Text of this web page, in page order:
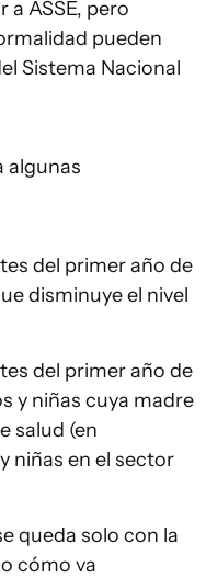
a ASSE, pero
pueden
Sistema Nacional
algunas
del primer año de
disminuye el nivel
del primer año de
y niñas cuya madre
salud (en
niñas en el sector
queda solo con la
cómo va